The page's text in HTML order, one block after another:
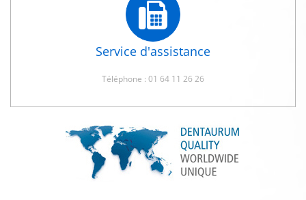
Service d'assistance
Téléphone : 01 64 11 26 26